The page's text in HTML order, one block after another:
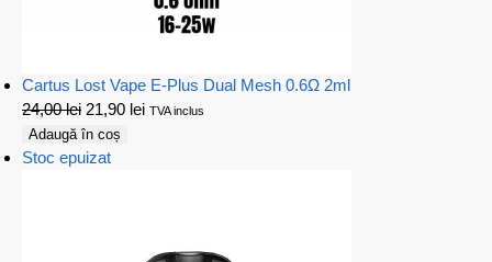
Cartus Lost Vape E-Plus Dual Mesh 0.6Ω 2ml
24,00lei 21,90 lei TVA inclus
Adaugă în coș
Stoc epuizat